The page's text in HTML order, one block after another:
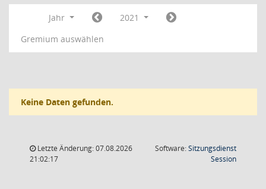
Jahr
2021
Gremium auswählen
Keine Daten gefunden.
Letzte Änderung: 07.08.2026
21:02:17
Software:Sitzungsdienst
Session(Wird in